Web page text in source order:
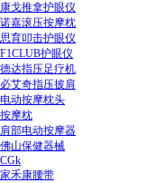
康戈推拿护眼仪
诺嘉滚压按摩枕
思育叩击护眼仪
F1CLUB护眼仪
德达指压足疗机
必艾奇指压披肩
电动按摩枕头
按摩枕
肩部电动按摩器
佛山保健器械
CGk
家禾康腰带